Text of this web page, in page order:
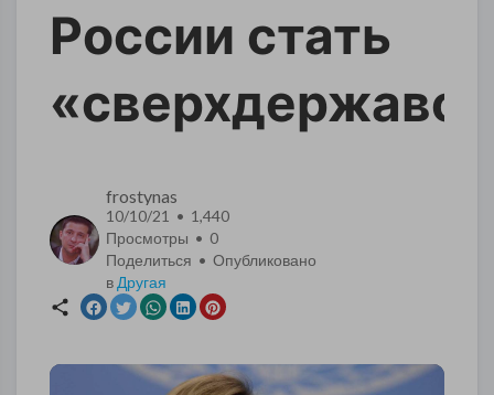
России стать
frostynas
10/10/21 • 1,440
Просмотры • 0
Поделиться • Опубликовано
в Другая